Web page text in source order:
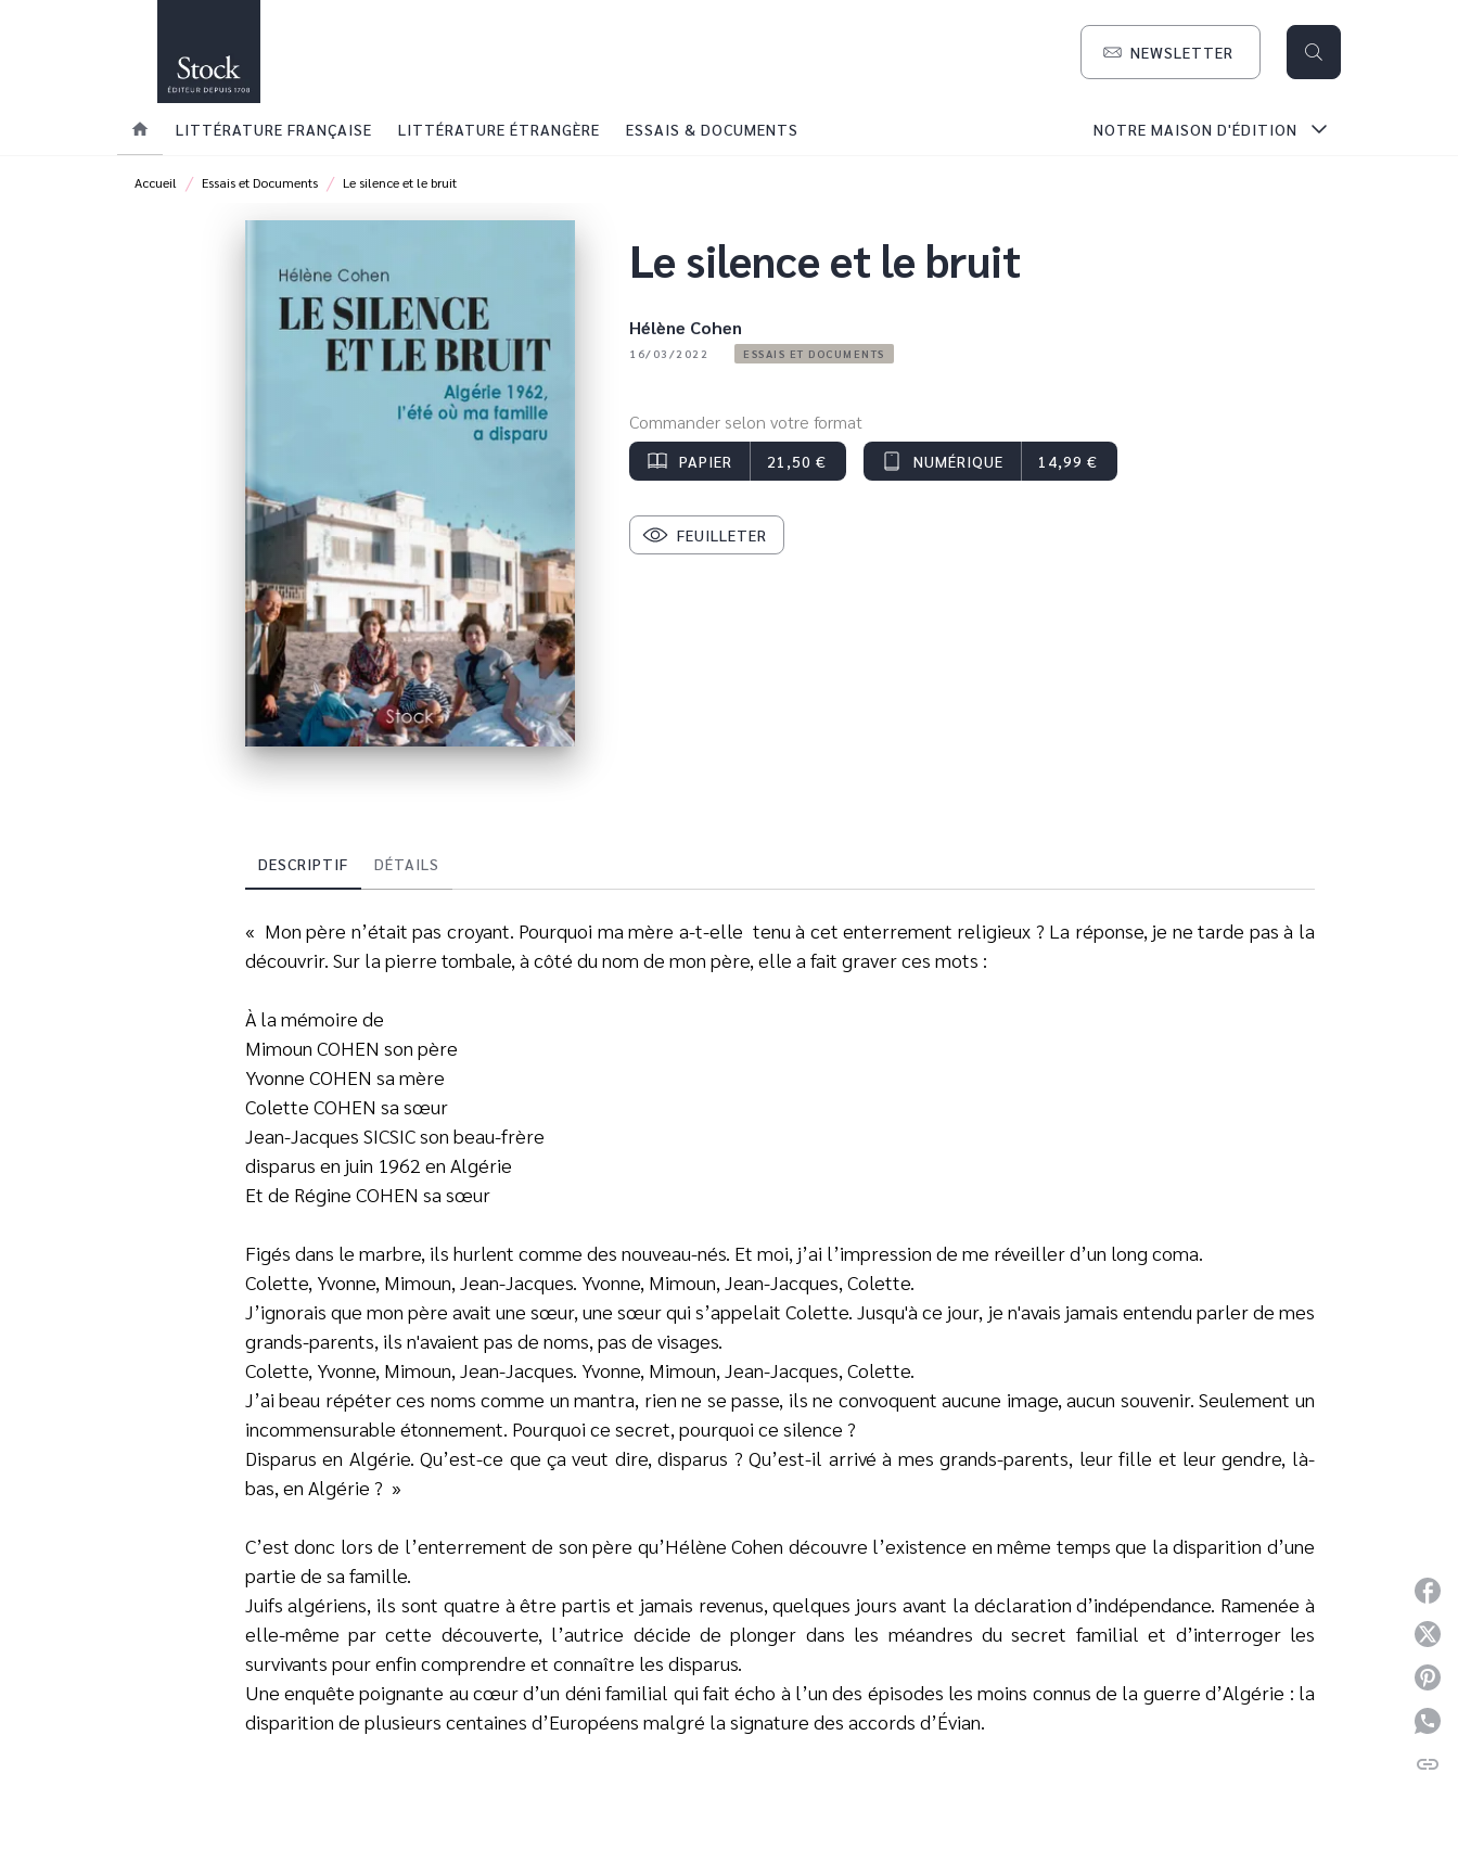
NEWSLETTER
home LITTÉRATURE FRANÇAISE LITTÉRATURE ÉTRANGÈRE ESSAIS & DOCUMENTS NOTRE MAISON D'ÉDITION
Accueil / Essais et Documents / Le silence et le bruit
Le silence et le bruit
Hélène Cohen
16/03/2022 ESSAIS ET DOCUMENTS
Commander selon votre format
PAPIER 21,50 € NUMÉRIQUE 14,99 €
FEUILLETER
DESCRIPTIF DÉTAILS
« Mon père n’était pas croyant. Pourquoi ma mère a-t-elle tenu à cet enterrement religieux ? La réponse, je ne tarde pas à la
découvrir. Sur la pierre tombale, à côté du nom de mon père, elle a fait graver ces mots :
À la mémoire de
Mimoun COHEN son père
Yvonne COHEN sa mère
Colette COHEN sa sœur
Jean-Jacques SICSIC son beau-frère
disparus en juin 1962 en Algérie
Et de Régine COHEN sa sœur
Figés dans le marbre, ils hurlent comme des nouveau-nés. Et moi, j’ai l’impression de me réveiller d’un long coma.
Colette, Yvonne, Mimoun, Jean-Jacques. Yvonne, Mimoun, Jean-Jacques, Colette.
J’ignorais que mon père avait une sœur, une sœur qui s’appelait Colette. Jusqu'à ce jour, je n'avais jamais entendu parler de mes
grands-parents, ils n'avaient pas de noms, pas de visages.
Colette, Yvonne, Mimoun, Jean-Jacques. Yvonne, Mimoun, Jean-Jacques, Colette.
J’ai beau répéter ces noms comme un mantra, rien ne se passe, ils ne convoquent aucune image, aucun souvenir. Seulement un
incommensurable étonnement. Pourquoi ce secret, pourquoi ce silence ?
Disparus en Algérie. Qu’est-ce que ça veut dire, disparus ? Qu’est-il arrivé à mes grands-parents, leur fille et leur gendre, là-
bas, en Algérie ? »
C’est donc lors de l’enterrement de son père qu’Hélène Cohen découvre l’existence en même temps que la disparition d’une
partie de sa famille.
Juifs algériens, ils sont quatre à être partis et jamais revenus, quelques jours avant la déclaration d’indépendance. Ramenée à
elle-même par cette découverte, l’autrice décide de plonger dans les méandres du secret familial et d’interroger les
survivants pour enfin comprendre et connaître les disparus.
Une enquête poignante au cœur d’un déni familial qui fait écho à l’un des épisodes les moins connus de la guerre d’Algérie : la
disparition de plusieurs centaines d’Européens malgré la signature des accords d’Évian.
link